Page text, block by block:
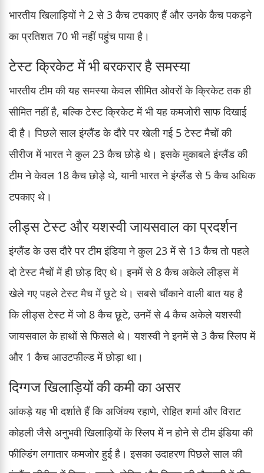
भारतीय खिलाड़ियों ने 2 से 3 कैच टपकाए हैं और उनके कैच पकड़ने
का प्रतिशत 70 भी नहीं पहुंच पाया है।
टेस्ट क्रिकेट में भी बरकरार है समस्या
भारतीय टीम की यह समस्या केवल सीमित ओवरों के क्रिकेट तक ही
सीमित नहीं है, बल्कि टेस्ट क्रिकेट में भी यह कमजोरी साफ दिखाई
दी है। पिछले साल इंग्लैंड के दौरे पर खेली गई 5 टेस्ट मैचों की
सीरीज में भारत ने कुल 23 कैच छोड़े थे। इसके मुकाबले इंग्लैंड की
टीम ने केवल 18 कैच छोड़े थे, यानी भारत ने इंग्लैंड से 5 कैच अधिक
टपकाए थे।
लीड्स टेस्ट और यशस्वी जायसवाल का प्रदर्शन
इंग्लैंड के उस दौरे पर टीम इंडिया ने कुल 23 में से 13 कैच तो पहले
दो टेस्ट मैचों में ही छोड़ दिए थे। इनमें से 8 कैच अकेले लीड्स में
खेले गए पहले टेस्ट मैच में छूटे थे। सबसे चौंकाने वाली बात यह है
कि लीड्स टेस्ट में जो 8 कैच छूटे, उनमें से 4 कैच अकेले यशस्वी
जायसवाल के हाथों से फिसले थे। यशस्वी ने इनमें से 3 कैच स्लिप में
और 1 कैच आउटफील्ड में छोड़ा था।
दिग्गज खिलाड़ियों की कमी का असर
आंकड़े यह भी दर्शाते हैं कि अजिंक्य रहाणे, रोहित शर्मा और विराट
कोहली जैसे अनुभवी खिलाड़ियों के स्लिप में न होने से टीम इंडिया की
फील्डिंग लगातार कमजोर हुई है। इसका उदाहरण पिछले साल की